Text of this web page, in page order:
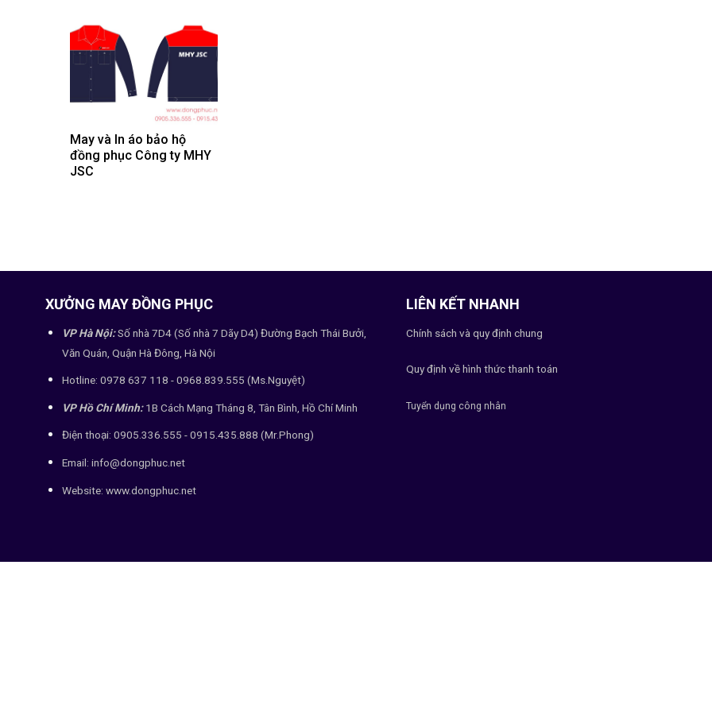
May và In áo bảo hộ
đồng phục Công ty MHY
JSC
XƯỞNG MAY ĐỒNG PHỤC
VP Hà Nội:Số nhà 7D4 (Số nhà 7 Dãy D4) Đường Bạch Thái Bưởi,
Văn Quán, Quận Hà Đông, Hà Nội
Hotline: 0978 637 118 - 0968.839.555 (Ms.Nguyệt)
VP Hồ Chí Minh:1B Cách Mạng Tháng 8, Tân Bình, Hồ Chí Minh
Điện thoại: 0905.336.555 - 0915.435.888 (Mr.Phong)
Email: info@dongphuc.net
Website:www.dongphuc.net
LIÊN KẾT NHANH
Chính sách và quy định chung
Quy định về hình thức thanh toán
Tuyển dụng công nhân